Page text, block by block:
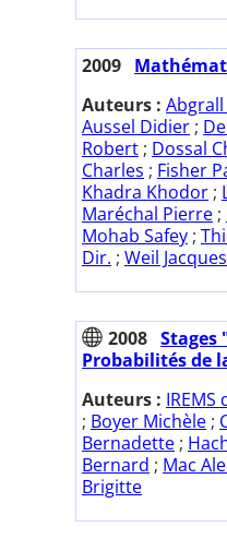
2009
Auteurs : Abgrall
Aussel Didier ;
Robert ; Dossal
Charles ; Fisher
Khadra Khodor ;
Maréchal Pierre ;
Mohab Safey ;
Dir. ; Weil
2008
Probabilités de
Auteurs :
; Boyer Michèle ;
Bernadette ;
Bernard ; Mac
Brigitte